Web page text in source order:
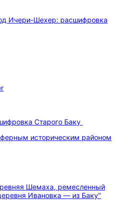
Старого Баку
историческим районом